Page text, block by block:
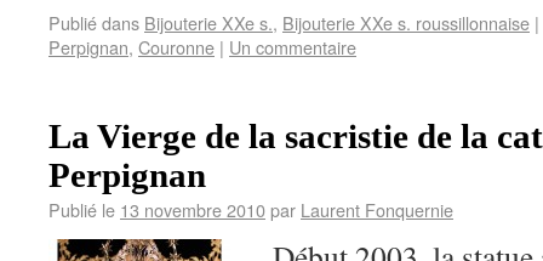
Publié dans Bijouterie XXe s., Bijouterie XXe s. roussillonnaise |
Perpignan, Couronne | Un commentaire
La Vierge de la sacristie de la
Perpignan
Publié le 13 novembre 2010par Laurent Fonquernie